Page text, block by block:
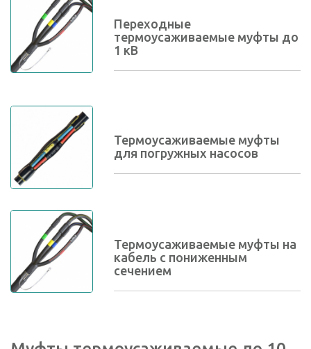
Переходные
термоусаживаемые муфты до
1 кВ
Термоусаживаемые муфты
для погружных насосов
Термоусаживаемые муфты на
кабель с пониженным
сечением